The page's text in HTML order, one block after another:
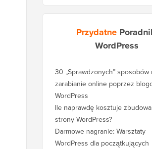
Przydatne
WordPress
30 „Sprawdzonych” sposobów
zarabianie online poprzez
WordPress
Ile naprawdę kosztuje
strony WordPress?
Darmowe nagranie: Warsztaty
WordPress dla początkujących